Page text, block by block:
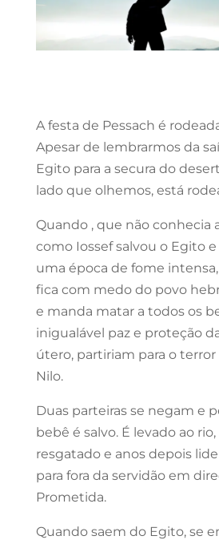
A festa de Pessach é
Apesar de lembrarmos da
Egito para a secura do
lado que olhemos, está
Quando , que não conhecia
como Iossef salvou o Egito
uma época de fome
fica com medo do povo
e manda matar a todos os
inigualável paz e proteção
útero, partiriam para o terror
Nilo.
Duas parteiras se negam e
bebê é salvo. É levado ao
resgatado e anos depois
para fora da servidão em
Prometida.
Quando saem do Egito, se